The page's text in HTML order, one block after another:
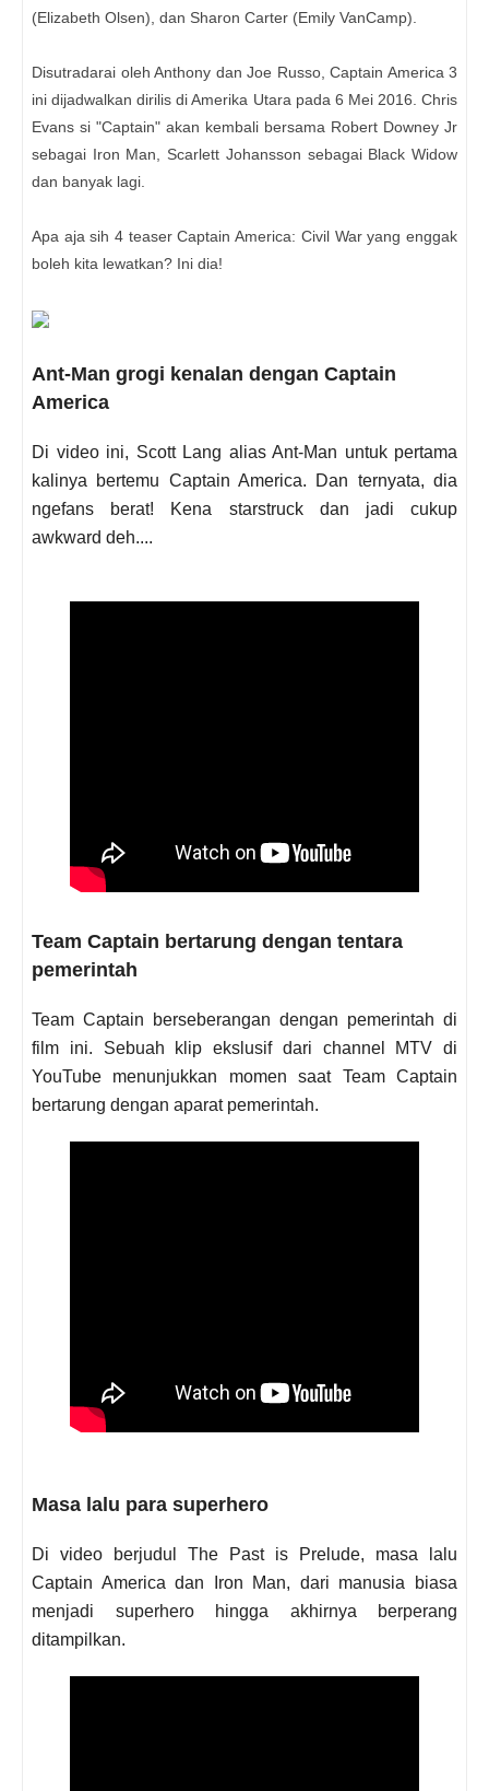
(Elizabeth Olsen), dan Sharon Carter (Emily VanCamp).
Disutradarai oleh Anthony dan Joe Russo, Captain America 3
ini dijadwalkan dirilis di Amerika Utara pada 6 Mei 2016. Chris
Evans si "Captain" akan kembali bersama Robert Downey Jr
sebagai Iron Man, Scarlett Johansson sebagai Black Widow
dan banyak lagi.
Apa aja sih 4 teaser Captain America: Civil War yang enggak
boleh kita lewatkan? Ini dia!
Ant-Man grogi kenalan dengan Captain
America
Di video ini, Scott Lang alias Ant-Man untuk pertama
kalinya bertemu Captain America. Dan ternyata, dia
ngefans berat! Kena starstruck dan jadi cukup
awkward deh....
Team Captain bertarung dengan tentara
pemerintah
Team Captain berseberangan dengan pemerintah di
film ini. Sebuah klip ekslusif dari channel MTV di
YouTube menunjukkan momen saat Team Captain
bertarung dengan aparat pemerintah.
Masa lalu para superhero
Di video berjudul The Past is Prelude, masa lalu
Captain America dan Iron Man, dari manusia biasa
menjadi superhero hingga akhirnya berperang
ditampilkan.